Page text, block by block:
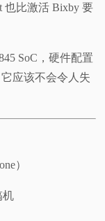
也比激活 Bixby 要
SoC，硬件配置
应该不会令人失
）
机